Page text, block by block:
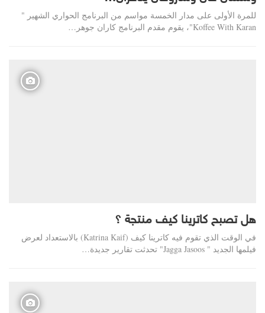
للمرة الأولى على مدار الخمسة مواسم من البرنامج الحواري الشهير "
Koffee With Karan"، يقوم مقدم البرنامج كاران جوهر…
هل تصبح كاترينا كيف منتجة ؟
في الوقت الذي تقوم فيه كاترينا كيف (Katrina Kaif) بالاستعداد لعرض
فيلمها الجديد " Jagga Jasoos" تحدثت تقارير جديدة…